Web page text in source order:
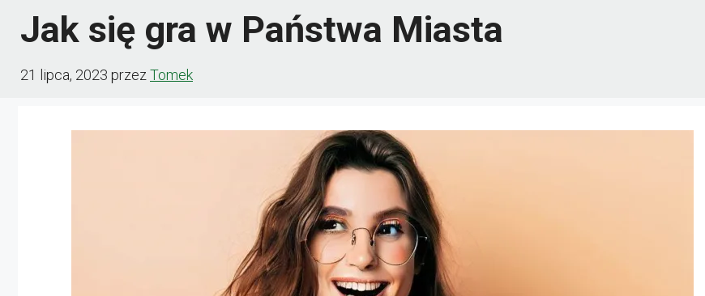
Jak się gra w Państwa Miasta
21 lipca, 2023 przez Tomek